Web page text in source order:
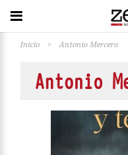
Inicio > Antonio Mercero
Antonio